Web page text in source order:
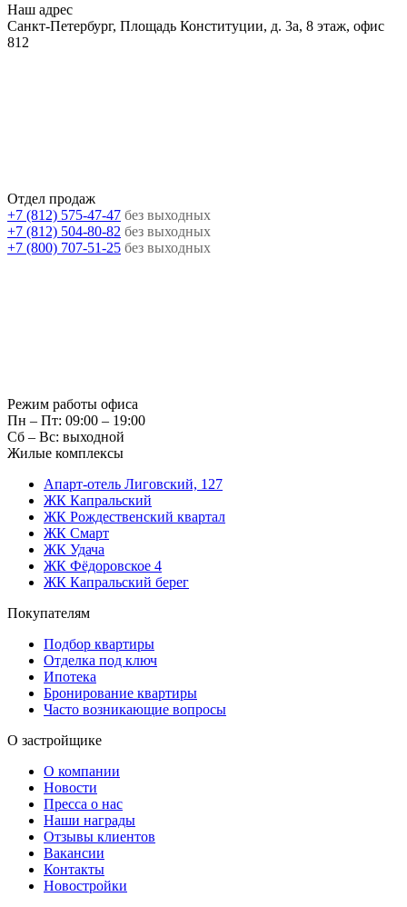
Наш адрес
Санкт-Петербург, Площадь Конституции, д. 3а, 8 этаж, офис
812
Отдел продаж
+7 (812) 575-47-47 без выходных
+7 (812) 504-80-82 без выходных
+7 (800) 707-51-25 без выходных
Режим работы офиса
Пн – Пт: 09:00 – 19:00
Сб – Вс: выходной
Жилые комплексы
Апарт-отель Лиговский, 127
ЖК Капральский
ЖК Рождественский квартал
ЖК Смарт
ЖК Удача
ЖК Фёдоровское 4
ЖК Капральский берег
Покупателям
Подбор квартиры
Отделка под ключ
Ипотека
Бронирование квартиры
Часто возникающие вопросы
О застройщике
О компании
Новости
Пресса о нас
Наши награды
Отзывы клиентов
Вакансии
Контакты
Новостройки